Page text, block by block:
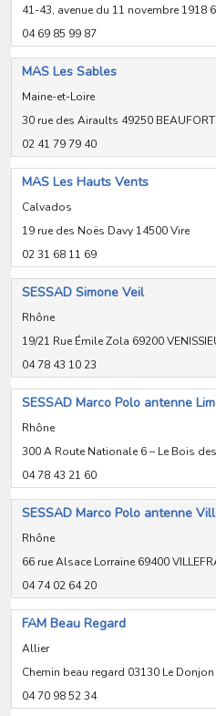
41-43, avenue du 11 novembre 1918
04 69 85 99 87
MAS Les Sables
Maine-et-Loire
30 rue des Airaults 49250 BEAUFORT
02 41 79 79 40
MAS Les Hauts Vents
Calvados
19 rue des Noës Davy 14500 Vire
02 31 68 11 69
SESSAD Simone Veil
Rhône
19/21 Rue Émile Zola 69200
04 78 43 10 23
SESSAD Marco Polo antenne
Rhône
300 A Route Nationale 6 – Le Bois
04 78 43 21 60
SESSAD Marco Polo antenne
Rhône
66 rue Alsace Lorraine 69400
04 74 02 64 20
FAM Beau Regard
Allier
Chemin beau regard 03130 Le Donjon
04 70 98 52 34